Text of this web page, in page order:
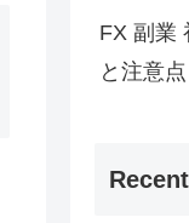
FX 副業
と注意点